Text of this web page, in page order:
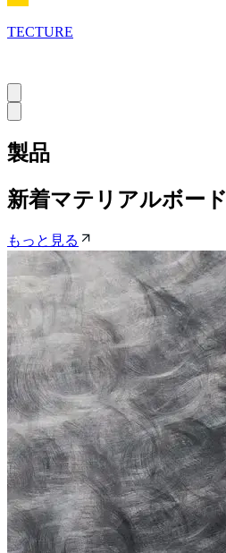
TECTURE
製品
新着マテリアルボード
もっと見る